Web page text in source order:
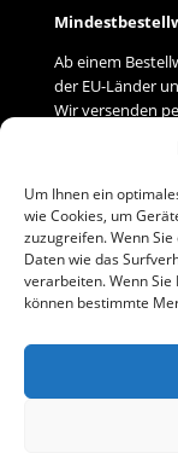
Um Ihnen ein
wie Cookies, um
zuzugreifen. Wenn
Daten wie das
verarbeiten. Wenn
können bestimmte
Ab einem
der EU-Länder
Wir versenden
Versand
Zahlung
Baumann
Telefon (0 91 61)